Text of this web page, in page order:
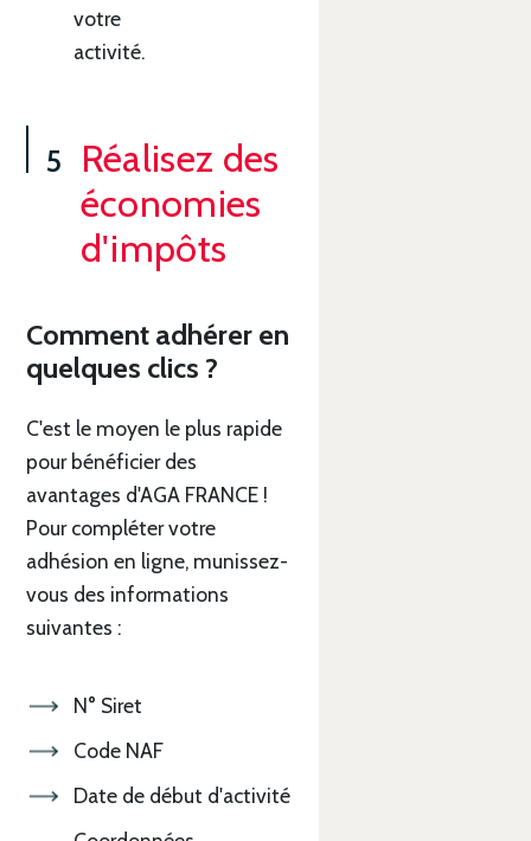
votre
activité.
Réalisez des
économies
d'impôts
Comment adhérer en
quelques clics ?
C'est le moyen le plus rapide
pour bénéficier des
avantages d'AGA FRANCE !
Pour compléter votre
adhésion en ligne, munissez-
vous des informations
suivantes :
N° Siret
Code NAF
Date de début d'activité